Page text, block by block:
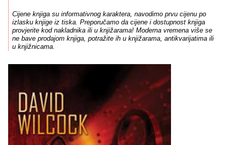
Cijene knjiga su informativnog karaktera, navodimo prvu cijenu po
izlasku knjige iz tiska. Preporučamo da cijene i dostupnost knjiga
provjerite kod nakladnika ili u knjižarama! Moderna vremena više se
ne bave prodajom knjiga, potražite ih u knjižarama, antikvarijatima ili
u knjižnicama.